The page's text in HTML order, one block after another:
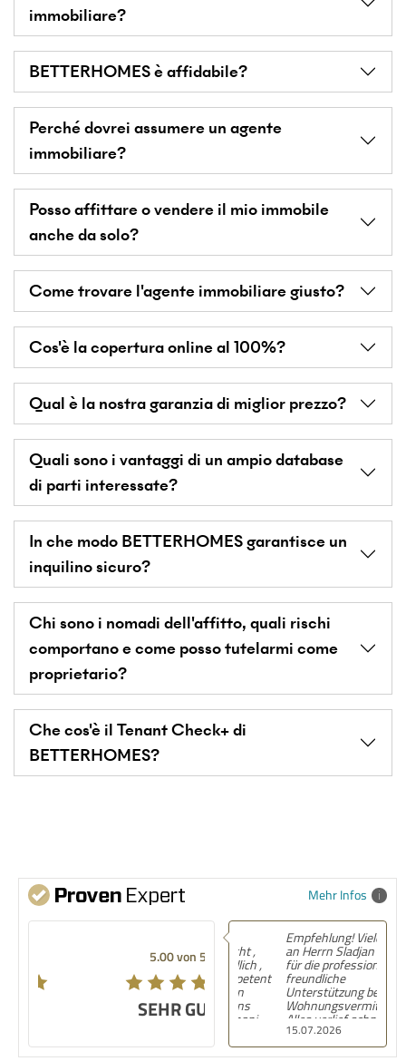
immobiliare?
BETTERHOMES è affidabile?
Perché dovrei assumere un agente
immobiliare?
Posso affittare o vendere il mio immobile
anche da solo?
Come trovare l'agente immobiliare giusto?
Cos'è la copertura online al 100%?
Qual è la nostra garanzia di miglior prezzo?
Quali sono i vantaggi di un ampio database
di parti interessate?
In che modo BETTERHOMES garantisce un
inquilino sicuro?
Chi sono i nomadi dell'affitto, quali rischi
comportano e come posso tutelarmi come
proprietario?
Che cos'è il Tenant Check+ di
BETTERHOMES?
Mehr Infos
SEHR GUT
15.07.2026
Empfehlung! Vielen Dank
an Herrn Sladjan Arsenic
für die professionelle und
freundliche
Unterstützung bei der
Wohnungsvermittlung.
Alles verlief schnell,
unkompliziert und
zuverlässig. Klare